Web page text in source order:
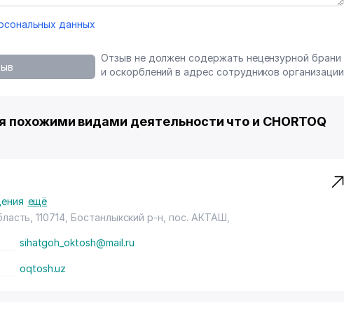
данных
Отзыв не должен содержать нецензурной брани
и оскорблений в адрес сотрудников организации
видами деятельности что и CHORTOQ
ещё
110714, Бостанлыкский р-н, пос. АКТАШ
sihatgoh_oktosh@mail.ru
oqtosh.uz